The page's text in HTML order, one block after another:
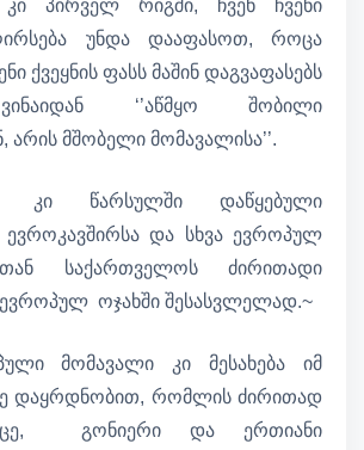
პირველ რიგში, ჩვენ ჩვენი
უნდა დააფასოთ, როცა
ქვეყნის ფასს მაშინ დაგვაფასებს
‘’აწმყო შობილი
არის მშობელი მომავალისა’’.
კი წარსულში დაწყებული
და სხვა ევროპულ
საქართველოს ძირითადი
ოჯახში შესასვლელად.~
მომავალი კი მესახება იმ
დაყრდნობით, რომლის ძირითად
გონიერი და ერთიანი